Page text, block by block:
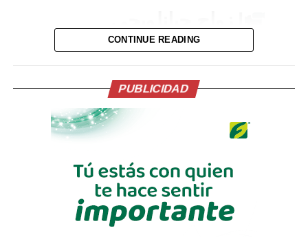
دوناروما.
pic.twitter.com/lDJBuhLLl7
— Insider City
(@InsiderCity_Ar)
July
Uno de los momentos que más llamó la atención fue la
participación de Haaland en el tradicional “viking row”,
una celebración popularizada por jugadores y
CONTINUE READING
PUBLICIDAD